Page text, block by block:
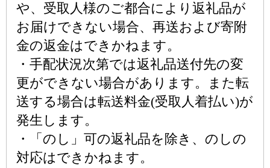
や、受取人様のご都合により返礼品が
お届けできない場合、再送および寄附
金の返金はできかねます。
・手配状況次第では返礼品送付先の変
更ができない場合があります。また転
送する場合は転送料金(受取人着払い)が
発生します。
・「のし」可の返礼品を除き、のしの
対応はできかねます。